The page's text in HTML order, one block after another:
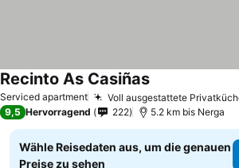
Serviced apartment Voll ausgestattete
Recinto As Casiñas
9,5 Hervorragend 222 5.2 km bis Nerga
Wähle Reisedaten aus, um die genauen
Preise zu sehen